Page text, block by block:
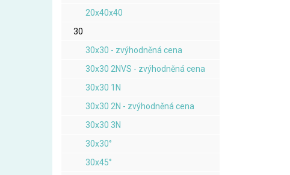
20x40x40
30
30x30 - zvýhodněná cena
30x30 2NVS - zvýhodněná cena
30x30 1N
30x30 2N - zvýhodněná cena
30x30 3N
30x30°
30x45°